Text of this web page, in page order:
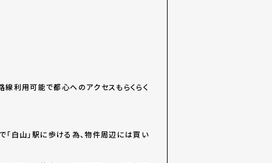
利用可能で都心へのアクセスもらくらく
「白山」駅に歩ける為、物件周辺には買い